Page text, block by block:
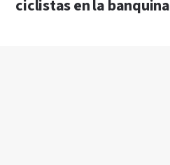
ciclistas en la banquina